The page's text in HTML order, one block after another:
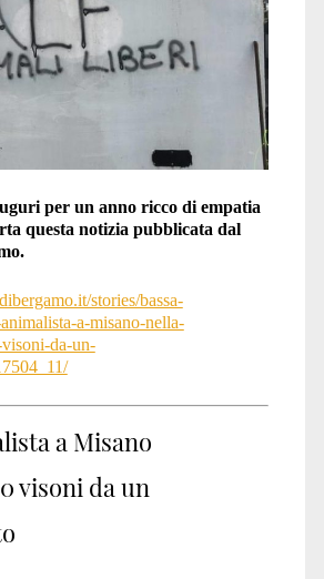
per un anno ricco di empatia
questa notizia pubblicata dal
stories/bassa-
a-misano-nella-
da-un-
a Misano
visoni da un